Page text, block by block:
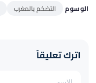
الوسوم التضخم بالمغرب
اترك تعليقاً